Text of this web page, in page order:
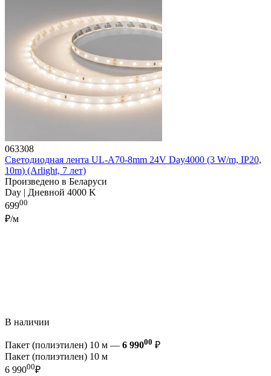
063308
Светодиодная лента UL-A70-8mm 24V Day4000 (3 W/m, IP20,
10m) (Arlight, 7 лет)
Произведено в Беларуси
Day | Дневной 4000 K
69900
₽/м
В наличии
Пакет (полиэтилен) 10 м — 6 99000 ₽
Пакет (полиэтилен) 10 м
6 99000₽